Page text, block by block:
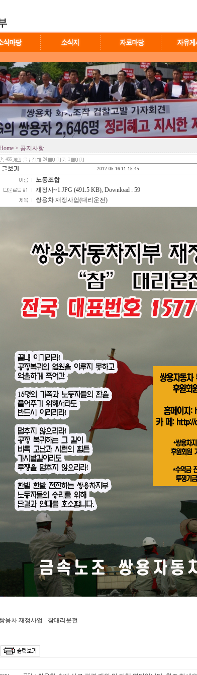
> 공지사항
466 24
1
2012-05-16 11:15:45
노동조합
재정사~1.JPG (491.5 KB), Download : 59
쌍용차 재정사업(대리운전)
쌍용차 재정사업 - 참대리운전